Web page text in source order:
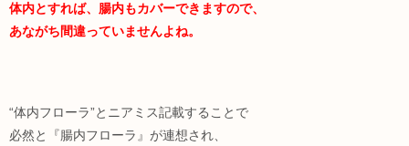
体内とすれば、腸内もカバーできますので、
あながち間違っていませんよね。
“体内フローラ”とニアミス記載することで
必然と『腸内フローラ』が連想され、